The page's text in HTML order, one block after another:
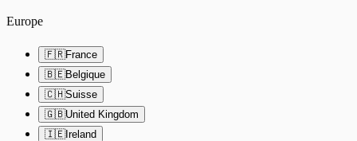
Europe
🇫🇷France
🇧🇪Belgique
🇨🇭Suisse
🇬🇧United Kingdom
🇮🇪Ireland